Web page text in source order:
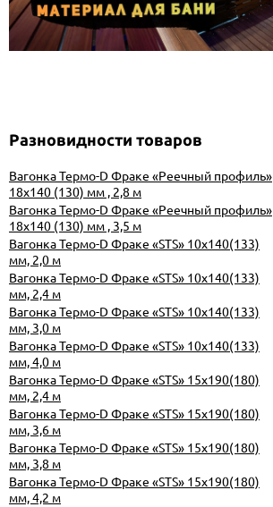
Разновидности товаров
Вагонка Термо-D Фраке «Реечный профиль»
18х140 (130) мм , 2,8 м
Вагонка Термо-D Фраке «Реечный профиль»
18х140 (130) мм , 3,5 м
Вагонка Термо-D Фраке «STS» 10х140(133)
мм, 2,0 м
Вагонка Термо-D Фраке «STS» 10х140(133)
мм, 2,4 м
Вагонка Термо-D Фраке «STS» 10х140(133)
мм, 3,0 м
Вагонка Термо-D Фраке «STS» 10х140(133)
мм, 4,0 м
Вагонка Термо-D Фраке «STS» 15х190(180)
мм, 2,4 м
Вагонка Термо-D Фраке «STS» 15х190(180)
мм, 3,6 м
Вагонка Термо-D Фраке «STS» 15х190(180)
мм, 3,8 м
Вагонка Термо-D Фраке «STS» 15х190(180)
мм, 4,2 м